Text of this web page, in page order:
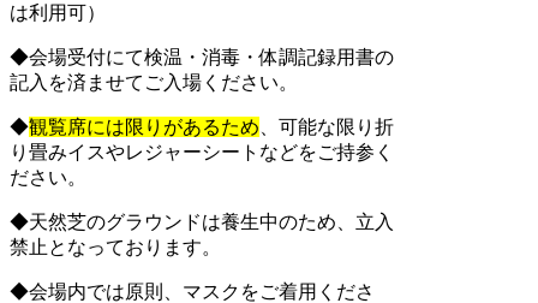
は利用可）
◆会場受付にて検温・消毒・体調記録用書の
記入を済ませてご入場ください。
◆観覧席には限りがあるため 、可能な限り折
り畳みイスやレジャーシートなどをご持参く
ださい。
◆天然芝のグラウンドは養生中のため、立入
禁止となっております。
◆会場内では原則、マスクをご着用くださ